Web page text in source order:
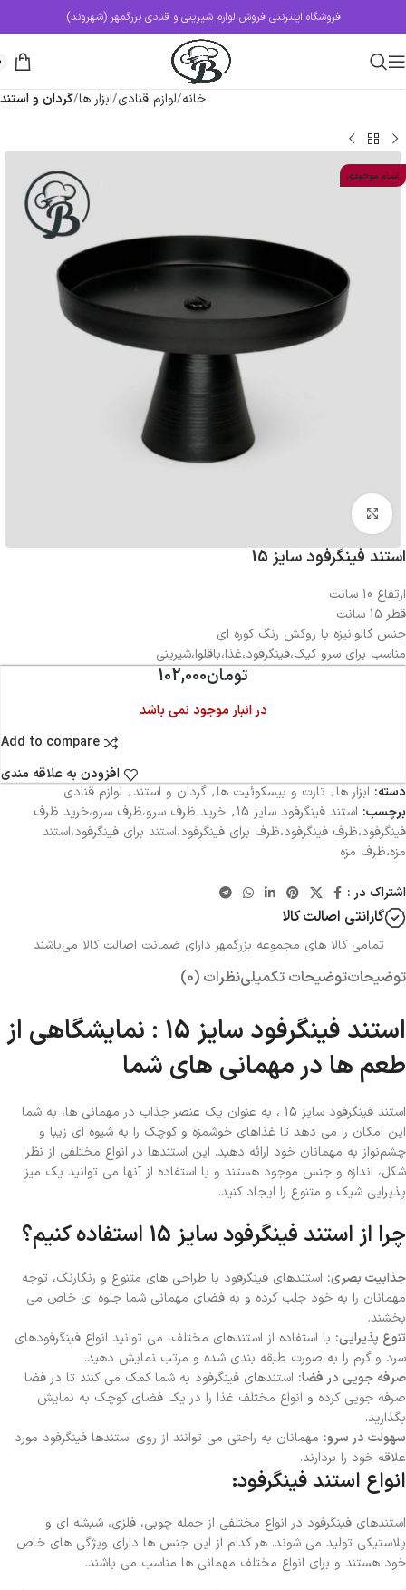
فروشگاه اینترنتی فروش لوازم شیرینی و قنادی بزرگمهر (شهروند)
خانه لوازم قنادی ابزار ها گردان و استند
اتمام موجودی
بزرگنمایی تصویر
استند فینگرفود سایز 15
ارتفاع 10 سانت
قطر 15 سانت
جنس گالوانیزه با روکش رنگ کوره ای
مناسب برای سرو کیک،فینگرفود،غذا،باقلوا،شیرینی
تومان102,000
در انبار موجود نمی باشد
Add to compare
افزودن به علاقه مندی
دسته: ابزار ها, تارت و بیسکوئیت ها, گردان و استند, لوازم قنادی
برچسب: استند فینگرفود سایز 15 , خرید ظرف سرو،ظرف سرو،خرید ظرف
فینگرفود،ظرف فینگرفود،ظرف برای فینگرفود،استند برای فینگرفود،استند
مزه،ظرف مزه
اشتراک در :
گارانتی اصالت کالا
تمامی کالا های مجموعه بزرگمهر دارای ضمانت اصالت کالا می‌باشند
توضیحاتتوضیحات تکمیلینظرات (0)
استند فینگرفود سایز 15 : نمایشگاهی از
طعم ها در مهمانی های شما
استند فینگرفود سایز 15 ، به عنوان یک عنصر جذاب در مهمانی ها، به شما
این امکان را می دهد تا غذاهای خوشمزه و کوچک را به شیوه ای زیبا و
چشم‌نواز به مهمانان خود ارائه دهید. این استندها در انواع مختلفی از نظر
شکل، اندازه و جنس موجود هستند و با استفاده از آنها می توانید یک میز
پذیرایی شیک و متنوع را ایجاد کنید.
چرا از استند فینگرفود سایز 15 استفاده کنیم؟
جذابیت بصری: استندهای فینگرفود با طراحی های متنوع و رنگارنگ، توجه
مهمانان را به خود جلب کرده و به فضای مهمانی شما جلوه ای خاص می
بخشند.
تنوع پذیرایی: با استفاده از استندهای مختلف، می توانید انواع فینگرفودهای
سرد و گرم را به صورت طبقه بندی شده و مرتب نمایش دهید.
صرفه جویی در فضا: استندهای فینگرفود به شما کمک می کنند تا در فضا
صرفه جویی کرده و انواع مختلف غذا را در یک فضای کوچک به نمایش
بگذارید.
سهولت در سرو: مهمانان به راحتی می توانند از روی استندها فینگرفود مورد
علاقه خود را بردارند.
انواع استند فینگرفود:
استندهای فینگرفود در انواع مختلفی از جمله چوبی، فلزی، شیشه ای و
پلاستیکی تولید می شوند. هر کدام از این جنس ها دارای ویژگی های خاص
خود هستند و برای انواع مختلف مهمانی ها مناسب می باشند.